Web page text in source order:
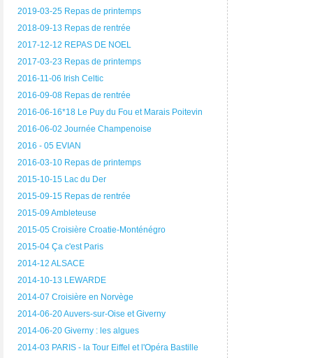
2019-03-25 Repas de printemps
2018-09-13 Repas de rentrée
2017-12-12 REPAS DE NOEL
2017-03-23 Repas de printemps
2016-11-06 Irish Celtic
2016-09-08 Repas de rentrée
2016-06-16*18 Le Puy du Fou et Marais Poitevin
2016-06-02 Journée Champenoise
2016 - 05 EVIAN
2016-03-10 Repas de printemps
2015-10-15 Lac du Der
2015-09-15 Repas de rentrée
2015-09 Ambleteuse
2015-05 Croisière Croatie-Monténégro
2015-04 Ça c'est Paris
2014-12 ALSACE
2014-10-13 LEWARDE
2014-07 Croisière en Norvège
2014-06-20 Auvers-sur-Oise et Giverny
2014-06-20 Giverny : les algues
2014-03 PARIS - la Tour Eiffel et l'Opéra Bastille